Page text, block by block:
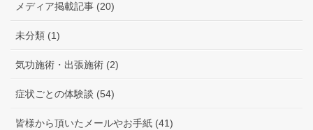
メディア掲載記事 (20)
未分類 (1)
気功施術・出張施術 (2)
症状ごとの体験談 (54)
皆様から頂いたメールやお手紙 (41)